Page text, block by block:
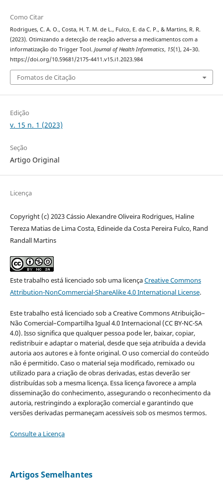
Como Citar
Rodrigues, C. A. O., Costa, H. T. M. de L., Fulco, E. da C. P., & Martins, R. R.
(2023). Otimizando a detecção de reação adversa a medicamentos com a
informatização do Trigger Tool. Journal of Health Informatics, 15(1), 24–30.
https://doi.org/10.59681/2175-4411.v15.i1.2023.984
Fomatos de Citação
Edição
v. 15 n. 1 (2023)
Seção
Artigo Original
Licença
Copyright (c) 2023 Cássio Alexandre Oliveira Rodrigues, Haline
Tereza Matias de Lima Costa, Edineide da Costa Pereira Fulco, Rand
Randall Martins
Este trabalho está licenciado sob uma licençaCreative Commons
Attribution-NonCommercial-ShareAlike 4.0 International License.
Este trabalho está licenciado sob a Creative Commons Atribuição–
Não Comercial–Compartilha Igual 4.0 Internacional (CC BY-NC-SA
4.0). Isso significa que qualquer pessoa pode ler, baixar, copiar,
redistribuir e adaptar o material, desde que seja atribuída a devida
autoria aos autores e à fonte original. O uso comercial do conteúdo
não é permitido. Caso o material seja modificado, remixado ou
utilizado para a criação de obras derivadas, estas deverão ser
distribuídas sob a mesma licença. Essa licença favorece a ampla
disseminação do conhecimento, assegurando o reconhecimento da
autoria, restringindo a exploração comercial e garantindo que
versões derivadas permaneçam acessíveis sob os mesmos termos.
Consulte a Licença
Artigos Semelhantes